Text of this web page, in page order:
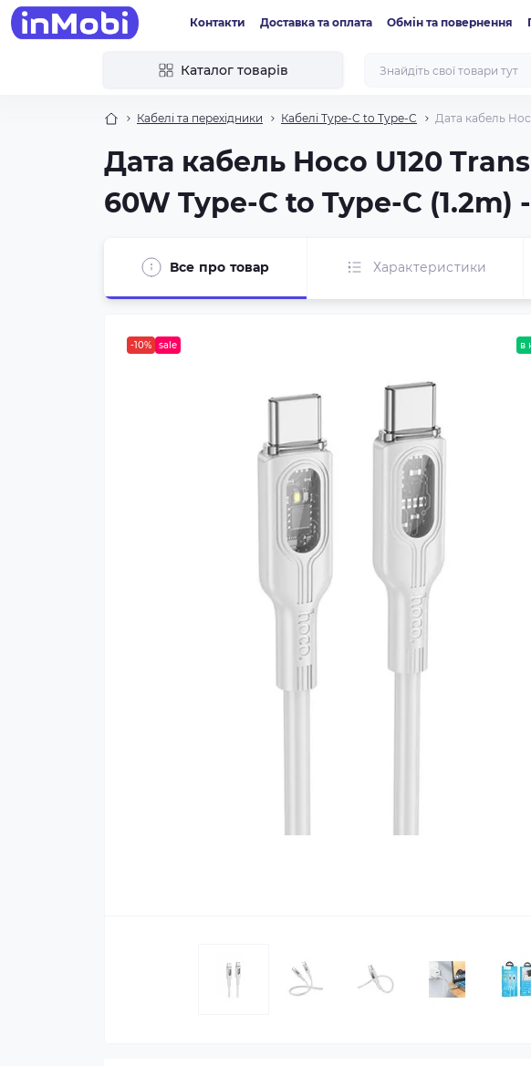
Контакти Доставка та оплата Обмін та повернення
Каталог товарів
Кабелі та перехідники Кабелі Type-C to Type-C Дата кабель
Дата кабель Hoco U120
60W Type-C to Type-C (1.2m)
Все про товар Характеристики
-10% sale в